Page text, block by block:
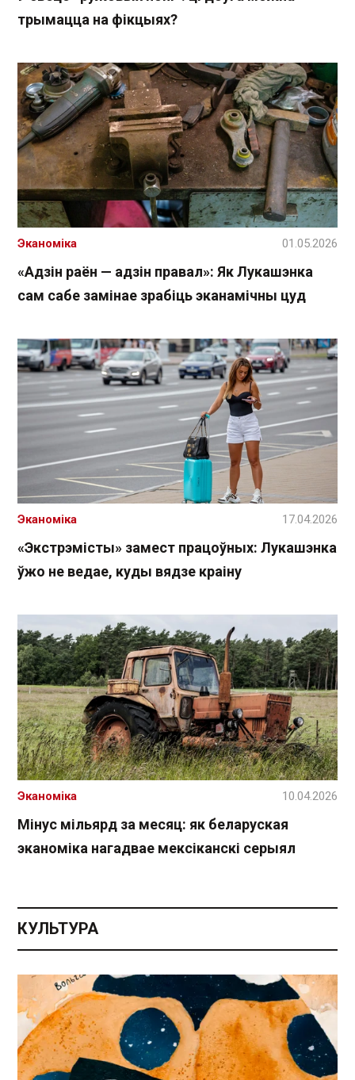
трымацца на фікцыях?
«Адзін раён — адзін правал»: Як Лукашэнка
сам сабе замінае зрабіць эканамічны цуд
Эканоміка 01.05.2026
«Экстрэмісты» замест працоўных: Лукашэнка
ўжо не ведае, куды вядзе краіну
Эканоміка 17.04.2026
Мінус мільярд за месяц: як беларуская
эканоміка нагадвае мексіканскі серыял
Эканоміка 10.04.2026
КУЛЬТУРА